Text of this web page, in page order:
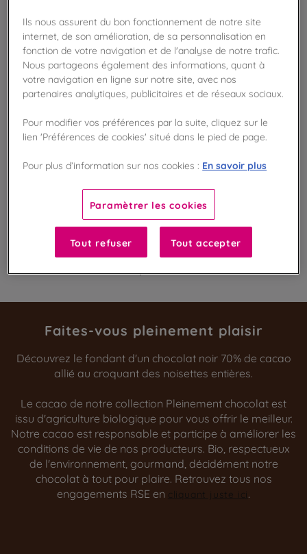
Disponible en boutique !
Vérifier la disponibilité en magasin
Frais de port offert
dès 50€ d'achat
Gagnez 8 points de fidélité !
Liste des ingrédients et allergènes
100%
Fabriqué en France
Faites-vous pleinement plaisir
Découvrez le fondant d'un chocolat noir 70% de cacao
allié au croquant des noisettes entières.
Le cacao de notre collection Pleinement chocolat est
issu d'agriculture biologique pour vous offrir le meilleur.
Notre cacao est responsable et participe à améliorer les
conditions de vie de nos producteurs. Bio, respectueux
de l'environnement, gourmand, décidément notre
chocolat à tout pour plaire. Retrouvez tous nos
engagements RSE en
cliquant juste ici.
Ils nous assurent du bon fonctionnement de notre site
internet, de son amélioration, de sa personnalisation en
fonction de votre navigation et de l'analyse de notre trafic.
Nous partageons également des informations, quant à
votre navigation en ligne sur notre site, avec nos
partenaires analytiques, publicitaires et de réseaux sociaux.
Pour modifier vos préférences par la suite, cliquez sur le
lien 'Préférences de cookies' situé dans le pied de page.
Pour plus d’information sur nos cookies : En savoir plus
Paramètrer les cookies
Tout refuser Tout accepter